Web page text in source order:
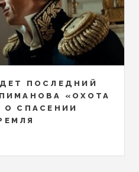
ПОСЛЕДНИЙ
«ОХОТА
О СПАСЕНИИ